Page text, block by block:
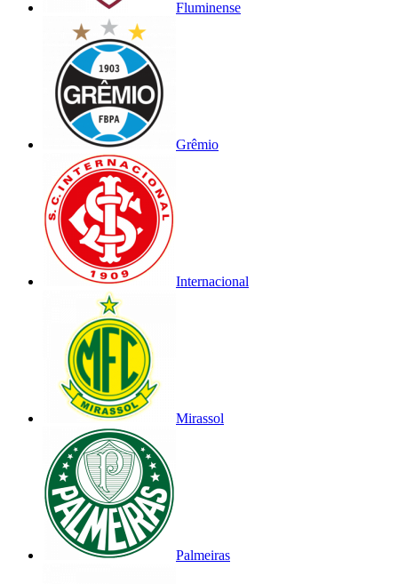
Fluminense
Grêmio
Internacional
Mirassol
Palmeiras